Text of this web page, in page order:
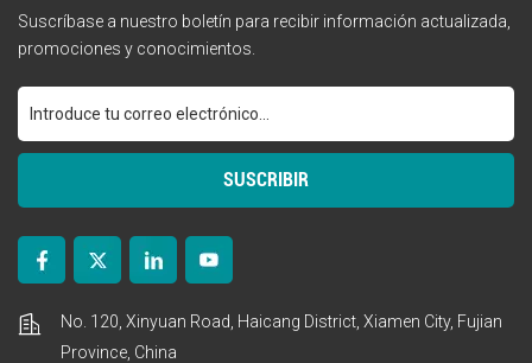
العربية
Suscríbase a nuestro boletín para recibir información actualizada,
promociones y conocimientos.
No. 120, Xinyuan Road, Haicang District, Xiamen City, Fujian
Province, China